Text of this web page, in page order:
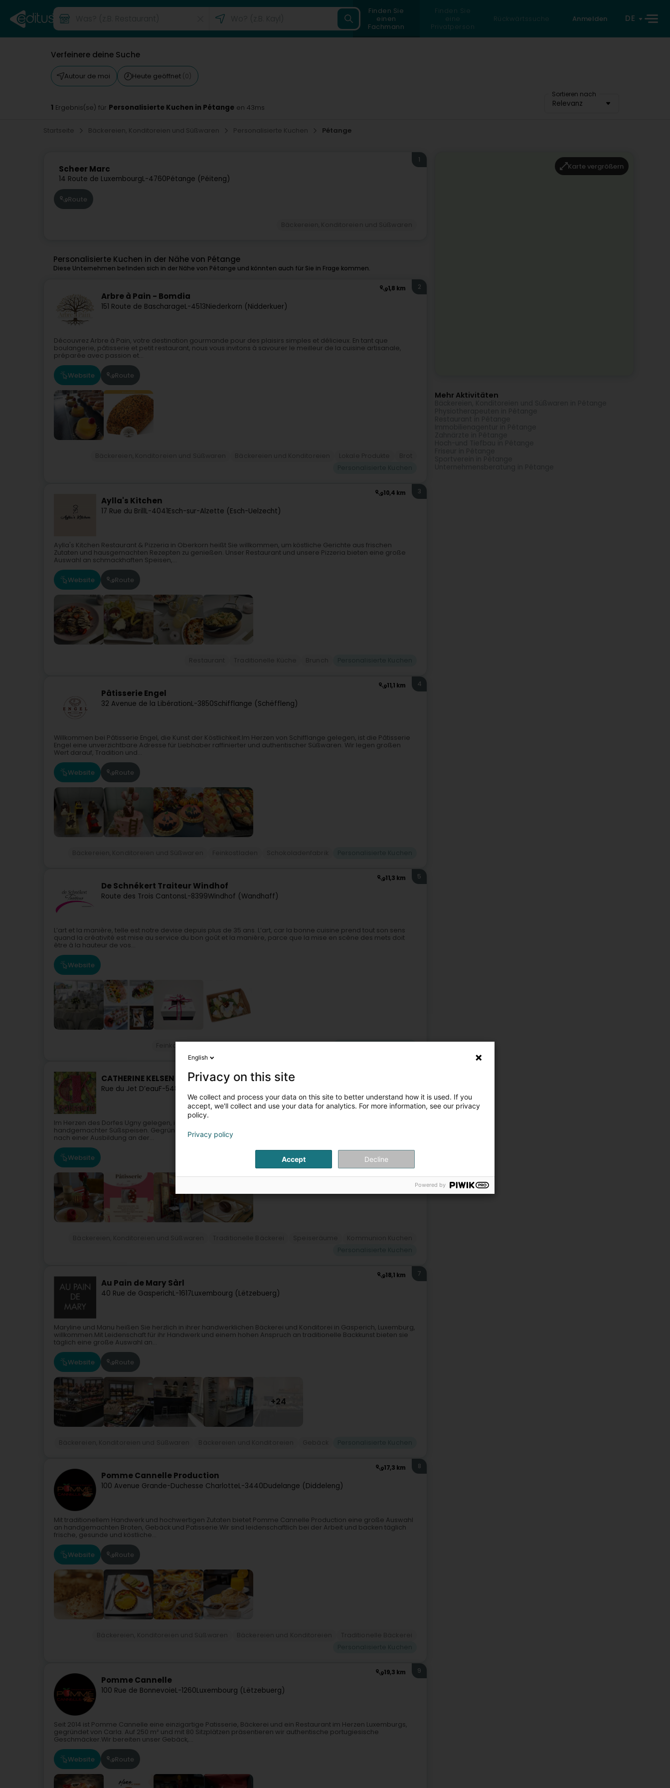
Finden Sie
einen
Fachmann
Finden Sie
eine
Privatperson
Rückwärtssuche Anmelden DE
Verfeinere deine Suche
Autour de moi Heute geöffnet (0)
Sortieren nach
Relevanz
1 Ergebnis(se) für Personalisierte Kuchen in Pétange en 43ms
Startseite Bäckereien, Konditoreien und Süßwaren Personalisierte Kuchen Pétange
Scheer Marc
14 Route de LuxembourgL-4760Pétange (Péiteng)
1
Route
Personalisierte Kuchen in der Nähe von Pétange
Diese Unternehmen befinden sich in der Nähe von Pétange und könnten auch für Sie in Frage kommen.
1,8 km
Arbre à Pain - Bomdia
151 Route de BascharageL-4513Niederkorn (Nidderkuer)
2
Découvrez Arbre à Pain, votre destination gourmande pour des plaisirs simples et délicieux. En tant que
boulangerie, pâtisserie et petit restaurant, nous vous invitons à savourer le meilleur de la cuisine artisanale,
préparée avec passion et...
Website Route
10,4 km
Aylla's Kitchen
17 Rue du BrillL-4041Esch-sur-Alzette (Esch-Uelzecht)
3
Aylla's Kitchen Restaurant & Pizzeria in Oberkorn heißt Sie willkommen, um köstliche Gerichte aus frischen
Zutaten und hausgemachten Rezepten zu genießen. Unser Restaurant und unsere Pizzeria bieten eine große
Auswahl an schmackhaften Speisen,...
Website Route
11,1 km
Pâtisserie Engel
32 Avenue de la LibérationL-3850Schifflange (Schëffleng)
4
Willkommen bei Pâtisserie Engel, die Kunst der Köstlichkeit.Im Herzen von Schifflange gelegen, ist die Pâtisserie
Engel eine unverzichtbare Adresse für Liebhaber raffinierter und authentischer Süßwaren. Wir legen großen
Wert darauf, Tradition und...
Website Route
11,3 km
De Schnékert Traiteur Windhof
Route des Trois CantonsL-8399Windhof (Wandhaff)
5
L’art et la manière, telle est notre devise depuis plus de 35 ans. L’art, car la bonne cuisine prend tout son sens
quand la créativité est mise au service du bon goût et la manière, parce que la mise en scène des mets doit
être à la hauteur de vos...
Website
Feinkostladen
CATHERINE KELSEN PATISSERIE
Rue du Jet D’eauF-54870
Im Herzen des Dorfes Ugny gelegen, ist die Catherine Kelsen Pâtisserie ein echter Geheimtipp für Liebhaber
handgemachter Süßspeisen. Gegründet wurde sie von Catherine Kelsen, einer ehemaligen Buchhalterin, die
nach einer Ausbildung an der...
Website
18,1 km
Au Pain de Mary Sàrl
40 Rue de GasperichL-1617Luxembourg (Lëtzebuerg)
7
Maryline und Manu heißen Sie herzlich in ihrer handwerklichen Bäckerei und Konditorei in Gasperich, Luxemburg,
willkommen.Mit Leidenschaft für ihr Handwerk und einem hohen Anspruch an traditionelle Backkunst bieten sie
täglich eine große Auswahl an...
Website Route
+24
17,3 km
Pomme Cannelle Production
100 Avenue Grande-Duchesse CharlotteL-3440Dudelange (Diddeleng)
8
Mit traditionellem Handwerk und hochwertigen Zutaten bietet Pomme Cannelle Production eine große Auswahl
an handgemachten Broten, Gebäck und Patisserie.Wir sind leidenschaftlich bei der Arbeit und backen täglich
frische, gesunde und köstliche...
Website Route
19,3 km
Pomme Cannelle
100 Rue de BonnevoieL-1260Luxembourg (Lëtzebuerg)
9
Seit 2014 ist Pomme Cannelle eine einzigartige Patisserie, Bäckerei und ein Restaurant im Herzen Luxemburgs,
gegründet von Carla. Auf 250 m² und mit 80 Sitzplätzen präsentieren wir authentische portugiesische
Geschmäcker.Wir bereiten unser Gebäck,...
Website Route
Karte vergrößern
Mehr Aktivitäten
English
Privacy on this site
We collect and process your data on this site to better understand how it is used. If you
accept, we'll collect and use your data for analytics. For more information, see our privacy
policy.
Privacy policy
Accept Decline
Powered by